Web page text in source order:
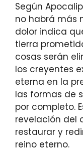
Según
no habrá más
dolor indica
tierra
cosas serán
los creyentes
eterna en la
las formas de
por completo.
revelación del
restaurar y
reino eterno.